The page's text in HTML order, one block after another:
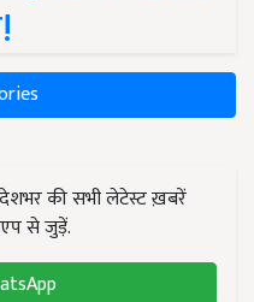
की सभी लेटेस्ट ख़बरें
से जुड़ें.